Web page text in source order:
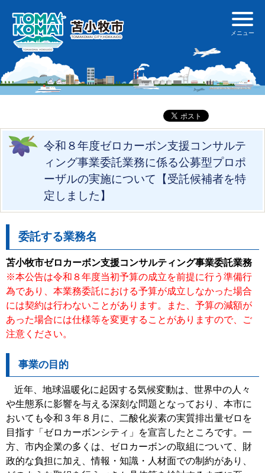
令和８年度ゼロカーボン支援コンサルテ
ィング事業委託業務に係る公募型プロポ
ーザルの実施について【受託候補者を特
定しました】
委託する業務名
苫小牧市ゼロカーボン支援コンサルティング事業委託業務
※本公告は令和８年度当初予算の成立を前提に行う準備行
為であり、本業務委託における予算が成立しなかった場合
には契約は行わないことがあります。また、予算の減額が
あった場合には仕様等を変更することがありますので、ご
注意ください。
事業の目的
近年、地球温暖化に起因する気候変動は、世界中の人々
や生態系に影響を与える深刻な問題となっており、本市に
おいても令和３年８月に、二酸化炭素の実質排出量ゼロを
目指す「ゼロカーボンシティ」を宣言したところです。一
方、市内企業の多くは、ゼロカーボンの取組について、財
政的な負担に加え、情報・知識・人材面での制約があり、